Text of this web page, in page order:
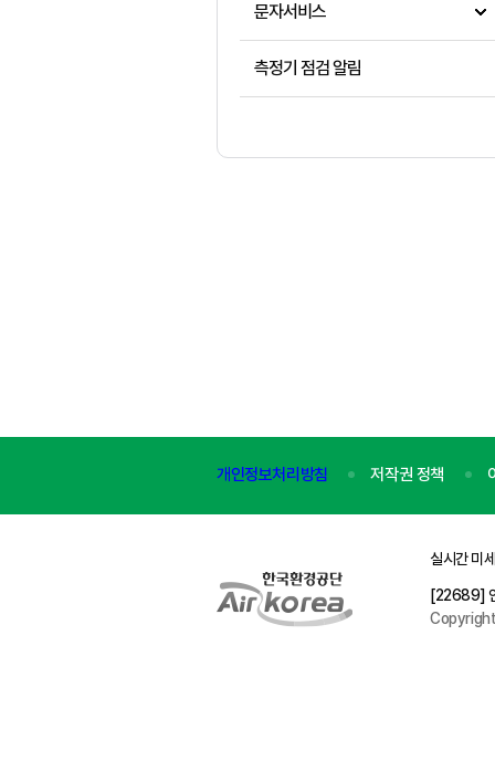
문자서비스
측정기 점검 알림
개인정보처리방침 저작권 정책
실시간 미
[22689]